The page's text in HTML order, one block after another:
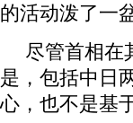
的活动泼了一
尽管首相在
是，包括中日
心，也不是基